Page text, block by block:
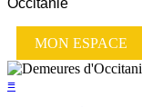
Occitanie
MON ESPACE
≡